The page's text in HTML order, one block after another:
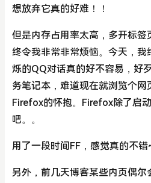
想放弃它真的好难！！
但是内存占用率太高，多开标签
终令我非常非常烦恼。今天，我
烁的QQ对话真的好不容易，好
务笔记本，难道现在就浏览个网
Firefox的怀抱。Firefox除了启
吧。。
用了一段时间FF，感觉真的不错
另外，前几天博客某些内页偶